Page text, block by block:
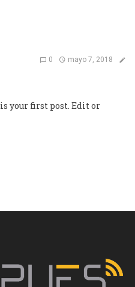
0 mayo 7, 2018
your first post. Edit or